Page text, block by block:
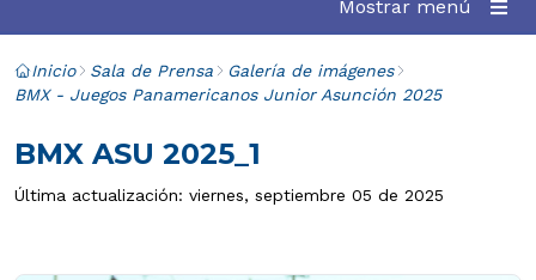
Mostrar menú
Inicio Sala de Prensa
Galería de imágenes
BMX - Juegos Panamericanos Junior Asunción 2025
BMX ASU 2025_1
Última actualización: viernes, septiembre 05 de 2025